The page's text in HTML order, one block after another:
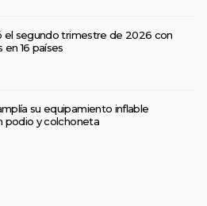
el segundo trimestre de 2026 con
en 16 países
su equipamiento inflable
podio y colchoneta